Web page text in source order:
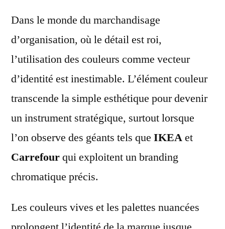
Dans le monde du marchandisage
d’organisation, où le détail est roi,
l’utilisation des couleurs comme vecteur
d’identité est inestimable. L’élément couleur
transcende la simple esthétique pour devenir
un instrument stratégique, surtout lorsque
l’on observe des géants tels que IKEAet
Carrefourqui exploitent un branding
chromatique précis.
Les couleurs vives et les palettes nuancées